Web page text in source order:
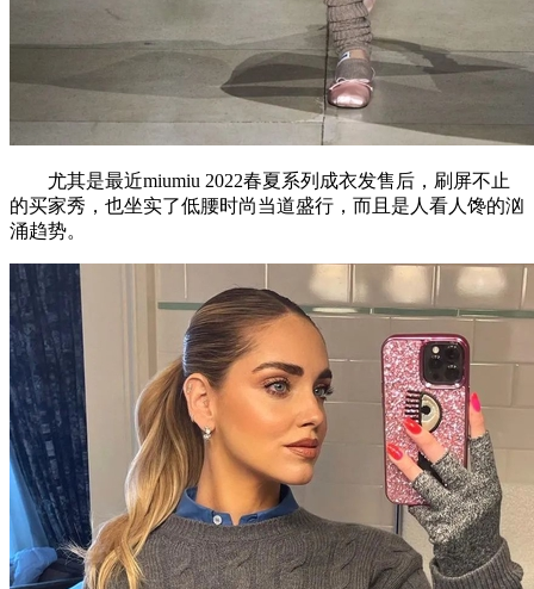
尤其是最近miumiu 2022春夏系列成衣发售后，刷屏不止
的买家秀，也坐实了低腰时尚当道盛行，而且是人看人馋的汹
涌趋势。